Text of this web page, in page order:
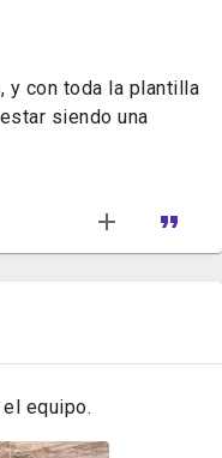
y con toda la plantilla
siendo una
equipo.